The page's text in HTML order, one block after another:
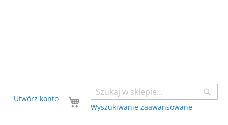
Wyszukiwanie zaawansowane
Twój koszyk
Utwórz konto